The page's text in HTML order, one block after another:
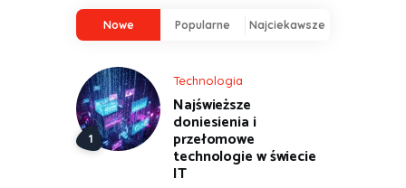
Nowe Popularne Najciekawsze
Technologia
Najświeższe
doniesienia i
przełomowe
technologie w świecie
IT